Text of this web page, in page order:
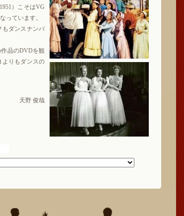
）こそはVG
っています。
ダンスナンバ
品のDVDを観
よりもダンスの
天野 俊哉